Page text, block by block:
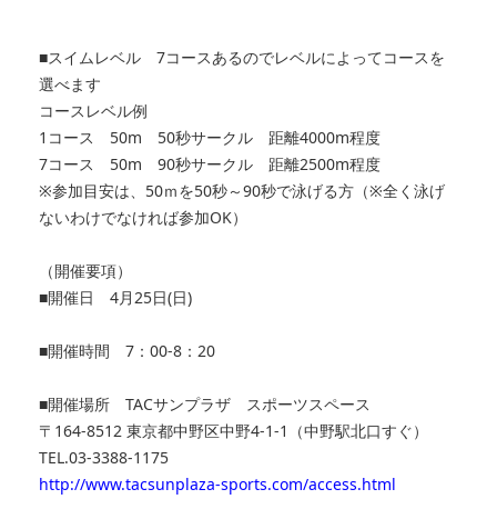
■スイムレベル 7コースあるのでレベルによってコースを
選べます
コースレベル例
1コース 50m 50秒サークル 距離4000m程度
7コース 50m 90秒サークル 距離2500m程度
※参加目安は、50ｍを50秒～90秒で泳げる方（※全く泳げ
ないわけでなければ参加OK）
（開催要項）
■開催日 4月25日(日)
■開催時間 7：00-8：20
■開催場所 TACサンプラザ スポーツスペース
〒164-8512 東京都中野区中野4-1-1（中野駅北口すぐ）
TEL.03-3388-1175
http://www.tacsunplaza-sports.com/access.html